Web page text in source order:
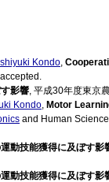
Kondo,
影響, 平成30年度東京
Kondo, Motor
and Human
動技能獲得に及ぼす影
動技能獲得に及ぼす影